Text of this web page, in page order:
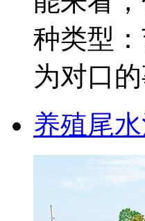
种类型
为对口
养殖尾